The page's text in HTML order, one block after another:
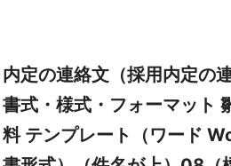
内定の連絡文（採用内定の
書式・様式・フォーマット
料 テンプレート（ワード